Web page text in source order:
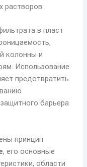
растворов.
в пласт
колонны и
Использование
предотвратить
барьера
принцип
, его основные
области